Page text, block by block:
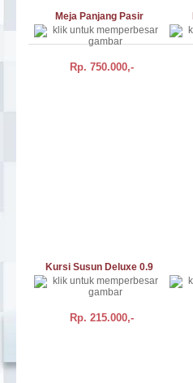
Meja Panjang Pasir
Rp. 750.000,-
Kursi Susun Deluxe 0.9
Rp. 215.000,-